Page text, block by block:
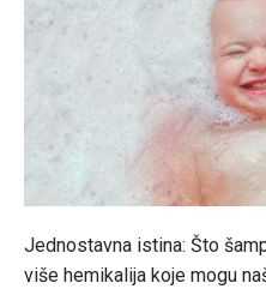
Jednostavna istina: Što
više hemikalija koje mogu